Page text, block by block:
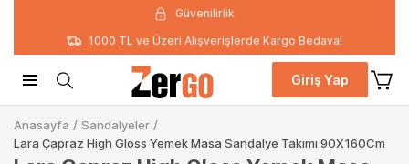
Güvenilirlik
1000 TL ve Üzeri Alışverişlerde Kargo Bedava!
Giriş Yap
Anasayfa / Sandalyeler /
Lara Çapraz High Gloss Yemek Masa Sandalye Takımı 90X160Cm